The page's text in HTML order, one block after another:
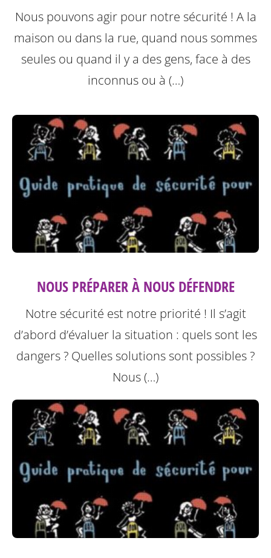
Nous pouvons agir pour notre sécurité ! A la
maison ou dans la rue, quand nous sommes
seules ou quand il y a des gens, face à des
inconnus ou à (…)
NOUS PRÉPARER À NOUS DÉFENDRE
Notre sécurité est notre priorité ! Il s’agit
d’abord d’évaluer la situation : quels sont les
dangers ? Quelles solutions sont possibles ?
Nous (…)